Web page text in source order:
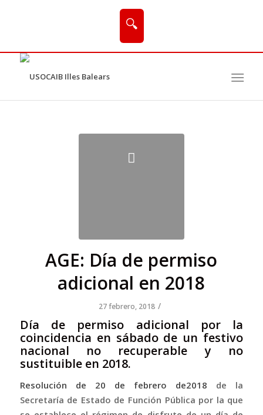
🔍
AGE: Día de permiso
adicional en 2018
27 febrero, 2018 /
Día de permiso adicional por la
coincidencia en sábado de un festivo
nacional no recuperable y no
sustituible en 2018.
Resolución de 20 de febrero de2018 de la
Secretaría de Estado de Función Pública por la que